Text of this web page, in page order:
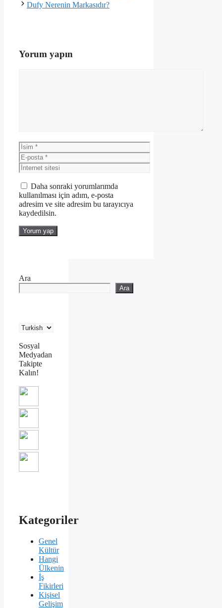
Dufy Nerenin Markasıdır?
Yorum yapın
İsim
E-
posta
İnternet
sitesi
Daha sonraki yorumlarımda
kullanılması için adım, e-posta
adresim ve site adresim bu tarayıcıya
kaydedilsin.
Ara
Ara
Sosyal
Medyadan
Takipte
Kalın!
Kategoriler
Genel
Kültür
Hangi
Ülkenin
İş
Fikirleri
Kişisel
Gelişim